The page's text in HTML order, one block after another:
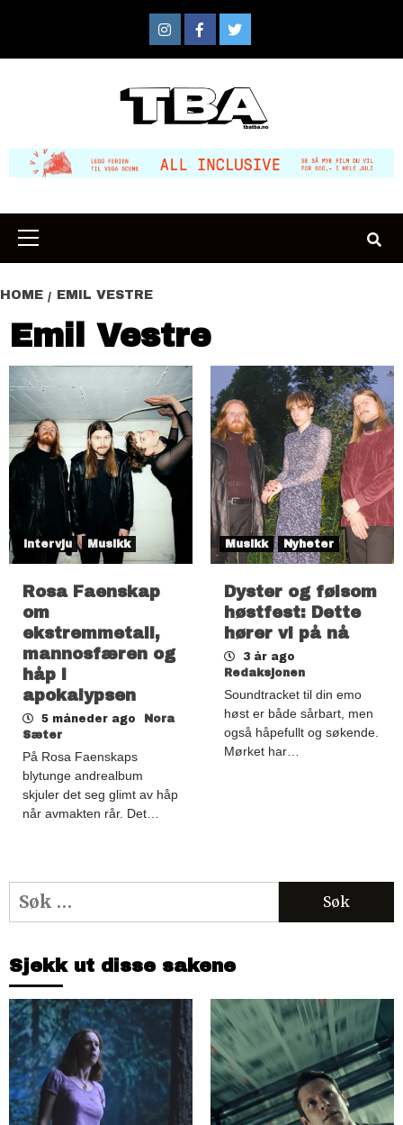
content
InstagramFacebook
Twitter
Primary
Menu
HOME EMIL VESTRE
Emil Vestre
Intervju Musikk
Rosa Faenskap
om
ekstremmetall,
mannosfæren og
håp i
apokalypsen
5 måneder ago
Nora
Sæter
På Rosa Faenskaps
blytunge andrealbum
skjuler det seg glimt av håp
når avmakten rår. Det…
Musikk Nyheter
Dyster og følsom
høstfest: Dette
hører vi på nå
3 år ago
Redaksjonen
Soundtracket til din emo
høst er både sårbart, men
også håpefullt og søkende.
Mørket har…
Søk
etter:
Sjekk ut disse sakene